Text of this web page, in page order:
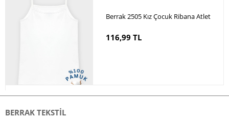
Berrak 2505 Kız Çocuk Ribana Atlet
116,99 TL
BERRAK TEKSTIL